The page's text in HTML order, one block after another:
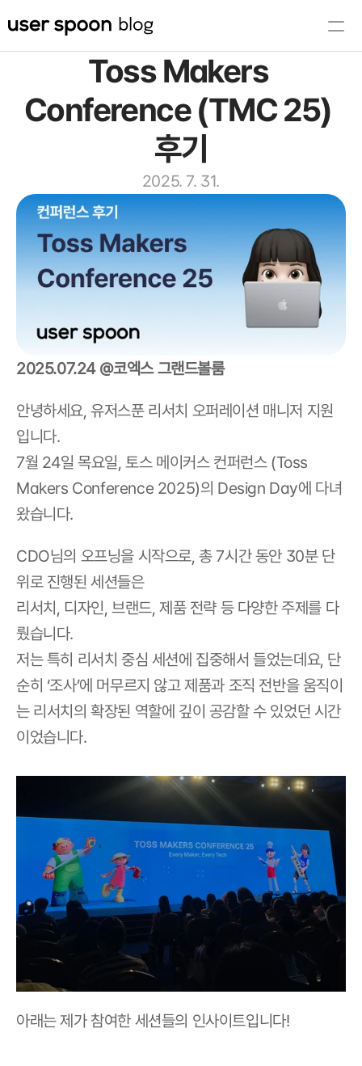
유저스푼 콘텐츠
세상의 UX
🔮 신비한 UX 레퍼런스 사전
유저스푼 바로가기
도입 문의
Toss Makers
Conference (TMC 25)
후기
2025. 7. 31.
2025.07.24 @코엑스 그랜드볼룸
안녕하세요, 유저스푼 리서치 오퍼레이션 매니저 지원
입니다.
7월 24일 목요일, 토스 메이커스 컨퍼런스 (Toss
Makers Conference 2025)의 Design Day에 다녀
왔습니다.
CDO님의 오프닝을 시작으로, 총 7시간 동안 30분 단
위로 진행된 세션들은
리서치, 디자인, 브랜드, 제품 전략 등 다양한 주제를 다
뤘습니다.
저는 특히 리서치 중심 세션에 집중해서 들었는데요, 단
순히 ‘조사’에 머무르지 않고 제품과 조직 전반을 움직이
는 리서치의 확장된 역할에 깊이 공감할 수 있었던 시간
이었습니다.
아래는 제가 참여한 세션들의 인사이트입니다!